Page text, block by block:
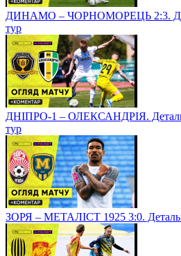
ДИНАМО – ЧОРНОМОРЕЦЬ 2:3.
тур
ДНІПРО-1 – ОЛЕКСАНДРІЯ.
тур
ЗОРЯ – МЕТАЛІСТ 1925 3:0.